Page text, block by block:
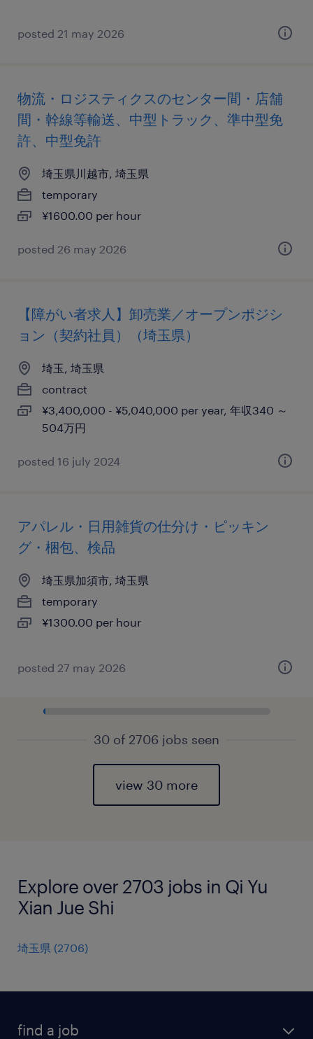
posted 21 may 2026
物流・ロジスティクスのセンター間・店舗
間・幹線等輸送、中型トラック、準中型免
許、中型免許
埼玉県川越市, 埼玉県
temporary
¥1600.00 per hour
posted 26 may 2026
【障がい者求人】卸売業／オープンポジシ
ョン（契約社員）（埼玉県）
埼玉, 埼玉県
contract
¥3,400,000 - ¥5,040,000 per year, 年収340 ～
504万円
posted 16 july 2024
アパレル・日用雑貨の仕分け・ピッキン
グ・梱包、検品
埼玉県加須市, 埼玉県
temporary
¥1300.00 per hour
posted 27 may 2026
30 of 2706 jobs seen
view 30 more
Explore over 2703 jobs in Qi Yu
Xian Jue Shi
埼玉県 (2706)
find a job